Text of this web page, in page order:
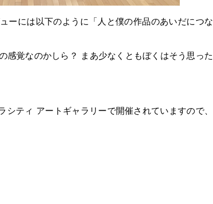
ーには以下のように「人と僕の作品のあいだにつな
覚なのかしら？ まあ少なくともぼくはそう思った
ティ アートギャラリーで開催されていますので、